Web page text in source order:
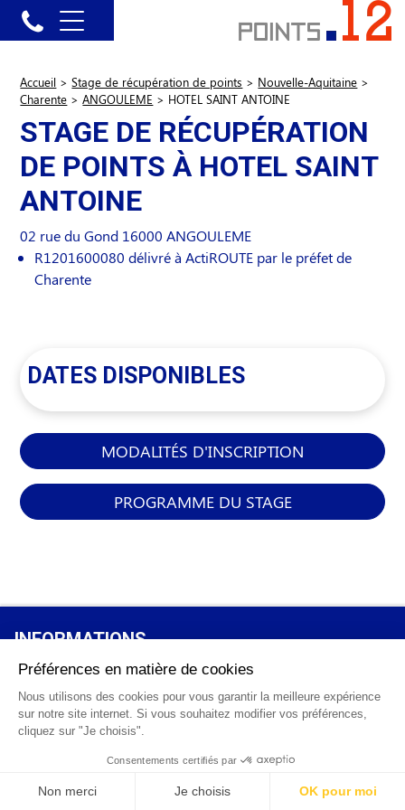
Accueil > Stage de récupération de points > Nouvelle-Aquitaine >
Charente > ANGOULEME > HOTEL SAINT ANTOINE
STAGE DE RÉCUPÉRATION
DE POINTS À HOTEL SAINT
ANTOINE
02 rue du Gond 16000 ANGOULEME
R1201600080 délivré à ActiROUTE par le préfet de
Charente
DATES DISPONIBLES
MODALITÉS D'INSCRIPTION
PROGRAMME DU STAGE
INFORMATIONS
GÉNÉRALES
Qui sommes-nous ?
FAQ
CGV
Mentions légales
0 820 25 02 38
info@points12.fr